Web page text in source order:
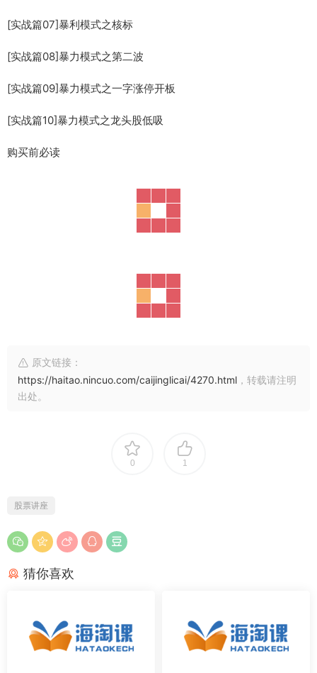
[实战篇07]暴利模式之核标
[实战篇08]暴力模式之第二波
[实战篇09]暴力模式之一字涨停开板
[实战篇10]暴力模式之龙头股低吸
购买前必读
原文链接：
https://haitao.nincuo.com/caijinglicai/4270.html ，转载请注明
出处。
0 1
股票讲座
猜你喜欢